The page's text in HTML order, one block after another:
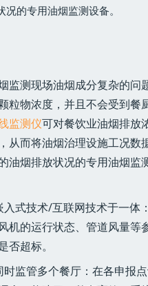
况的专用油烟监测设备。
监测现场油烟成分复杂的问
粒物浓度，并且不会受到餐
监测仪可对餐饮业油烟排放
从而将油烟治理设施工况数
油烟排放状况的专用油烟监
入式技术/互联网技术于一体
机的运行状态、管道风量等
否超标。
时监管多个餐厅：在各申报